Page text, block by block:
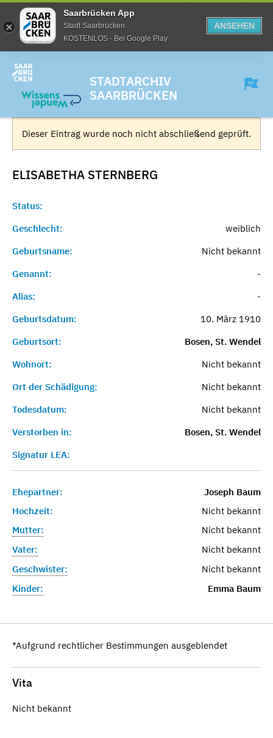
Saarbrücken App
Stadt Saarbrücken
KOSTENLOS - Bei Google Play
ANSEHEN
STADTARCHIV
SAARBRÜCKEN
Dieser Eintrag wurde noch nicht abschließend geprüft.
ELISABETHA STERNBERG
Status:
Geschlecht:
weiblich
Geburtsname:
Nicht bekannt
Genannt:
-
Alias:
-
Geburtsdatum:
10. März 1910
Geburtsort:
Bosen, St. Wendel
Wohnort:
Nicht bekannt
Ort der Schädigung:
Nicht bekannt
Todesdatum:
Nicht bekannt
Verstorben in:
Bosen, St. Wendel
Signatur LEA:
Ehepartner:
Joseph Baum
Hochzeit:
Nicht bekannt
Mutter:
Nicht bekannt
Vater:
Nicht bekannt
Geschwister:
Nicht bekannt
Kinder:
Emma Baum
*Aufgrund rechtlicher Bestimmungen ausgeblendet
Vita
Nicht bekannt